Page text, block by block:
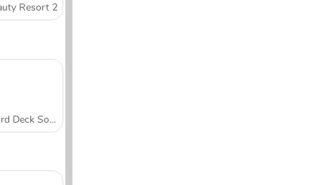
Resort 2
Word Deck Solitaire